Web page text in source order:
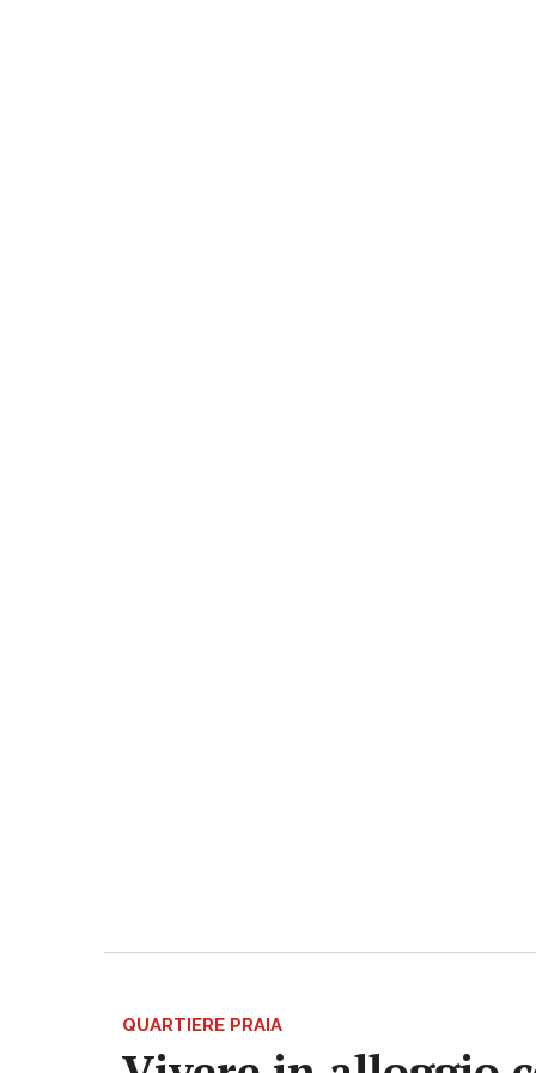
QUARTIERE PRAIA